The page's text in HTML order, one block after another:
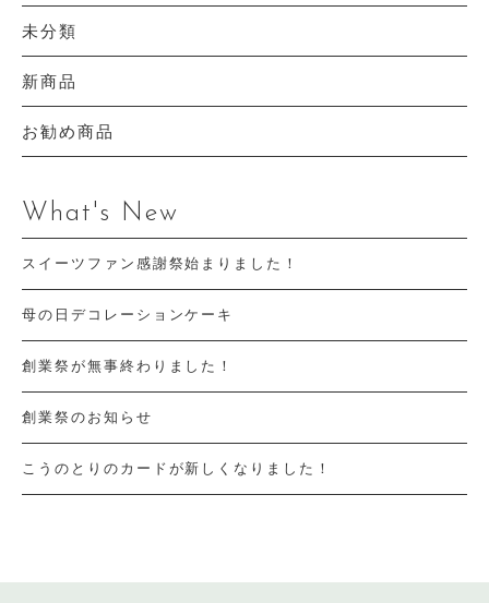
未分類
新商品
お勧め商品
What's New
スイーツファン感謝祭始まりました！
母の日デコレーションケーキ
創業祭が無事終わりました！
創業祭のお知らせ
こうのとりのカードが新しくなりました！